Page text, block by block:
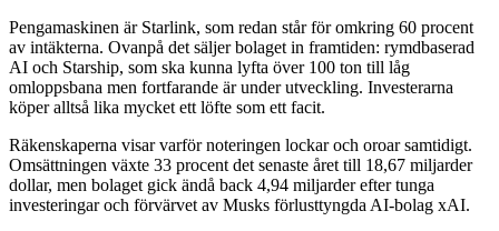
Pengamaskinen är Starlink, som redan står för omkring 60 procent
av intäkterna. Ovanpå det säljer bolaget in framtiden: rymdbaserad
AI och Starship, som ska kunna lyfta över 100 ton till låg
omloppsbana men fortfarande är under utveckling. Investerarna
köper alltså lika mycket ett löfte som ett facit.
Räkenskaperna visar varför noteringen lockar och oroar samtidigt.
Omsättningen växte 33 procent det senaste året till 18,67 miljarder
dollar, men bolaget gick ändå back 4,94 miljarder efter tunga
investeringar och förvärvet av Musks förlusttyngda AI-bolag xAI.